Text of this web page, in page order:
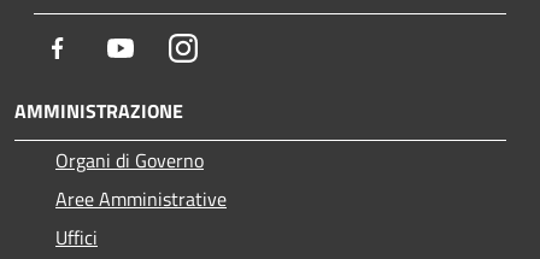
Facebook YoutubeInstagram
AMMINISTRAZIONE
Organi di Governo
Aree Amministrative
Uffici